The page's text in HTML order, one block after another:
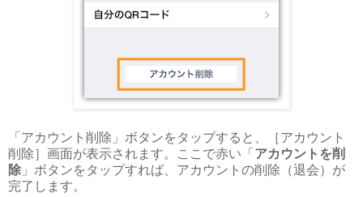
「アカウント削除」ボタンをタップすると、［アカウント
削除］画面が表示されます。ここで赤い「 アカウントを削
除 」ボタンをタップすれば、アカウントの削除（退会）が
完了します。